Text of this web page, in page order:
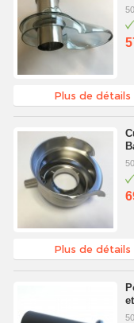
Plus de détails
Plus de détails